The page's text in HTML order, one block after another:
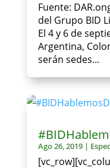
Fuente:
del Grupo BID
El 4 y 6 de
Argentina,
serán sedes...
Ago 26, 2019|